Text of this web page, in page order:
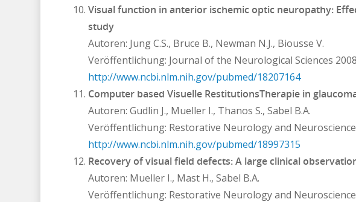
Visual function in anterior ischemic optic neuropathy:
study
Autoren: Jung C.S., Bruce B., Newman N.J., Biousse V.
Veröffentlichung: Journal of the Neurological Sciences
http://www.ncbi.nlm.nih.gov/pubmed/18207164
Computer based Visuelle RestitutionsTherapie in
Autoren: Gudlin J., Mueller I., Thanos S., Sabel B.A.
Veröffentlichung: Restorative Neurology and Neuroscience
http://www.ncbi.nlm.nih.gov/pubmed/18997315
Recovery of visual field defects: A large clinical
Autoren: Mueller I., Mast H., Sabel B.A.
Veröffentlichung: Restorative Neurology and